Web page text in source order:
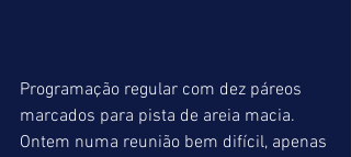
Programação regular com dez páreos
marcados para pista de areia macia.
Ontem numa reunião bem difícil, apenas